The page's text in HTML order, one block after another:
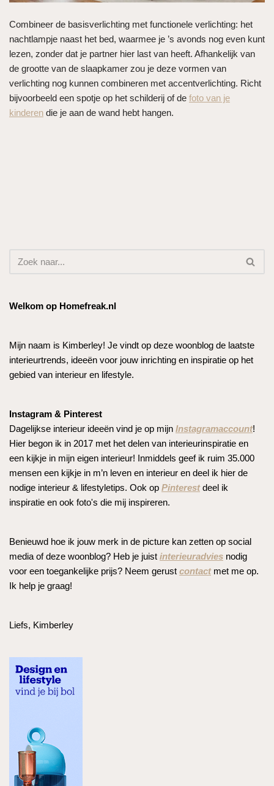
Combineer de basisverlichting met functionele verlichting: het
nachtlampje naast het bed, waarmee je ’s avonds nog even kunt
lezen, zonder dat je partner hier last van heeft. Afhankelijk van
de grootte van de slaapkamer zou je deze vormen van
verlichting nog kunnen combineren met accentverlichting. Richt
bijvoorbeeld een spotje op het schilderij of de foto van je
kinderen die je aan de wand hebt hangen.
Welkom op Homefreak.nl
Mijn naam is Kimberley! Je vindt op deze woonblog de laatste
interieurtrends, ideeën voor jouw inrichting en inspiratie op het
gebied van interieur en lifestyle.
Instagram & Pinterest
Dagelijkse interieur ideeën vind je op mijn Instagramaccount!
Hier begon ik in 2017 met het delen van interieurinspiratie en
een kijkje in mijn eigen interieur! Inmiddels geef ik ruim 35.000
mensen een kijkje in m’n leven en interieur en deel ik hier de
nodige interieur & lifestyletips. Ook op Pinterestdeel ik
inspiratie en ook foto's die mij inspireren.
Benieuwd hoe ik jouw merk in de picture kan zetten op social
media of deze woonblog? Heb je juist interieuradvies nodig
voor een toegankelijke prijs? Neem gerust contactmet me op.
Ik help je graag!
Liefs, Kimberley